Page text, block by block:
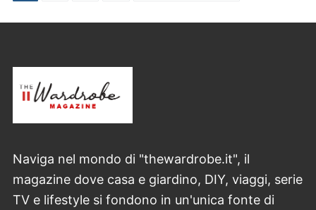
Naviga nel mondo di "thewardrobe.it", il
magazine dove casa e giardino, DIY, viaggi, serie
TV e lifestyle si fondono in un'unica fonte di